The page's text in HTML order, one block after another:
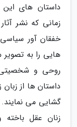
داستان های این
زمانی که نشر
خفقان آور
هایی را به
روحی و
داستان ها از
گشایی می
زنان عقل